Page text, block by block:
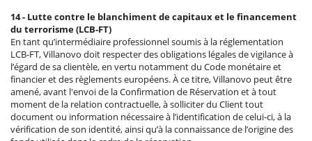
14 - Lutte contre le blanchiment de capitaux et le financement
du terrorisme (LCB-FT)
En tant qu’intermédiaire professionnel soumis à la réglementation
LCB-FT, Villanovo doit respecter des obligations légales de vigilance à
l’égard de sa clientèle, en vertu notamment du Code monétaire et
financier et des règlements européens. À ce titre, Villanovo peut être
amené, avant l'envoi de la Confirmation de Réservation et à tout
moment de la relation contractuelle, à solliciter du Client tout
document ou information nécessaire à l’identification de celui-ci, à la
vérification de son identité, ainsi qu’à la connaissance de l’origine des